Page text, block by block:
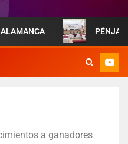
PÉNJAMO
a ganadores